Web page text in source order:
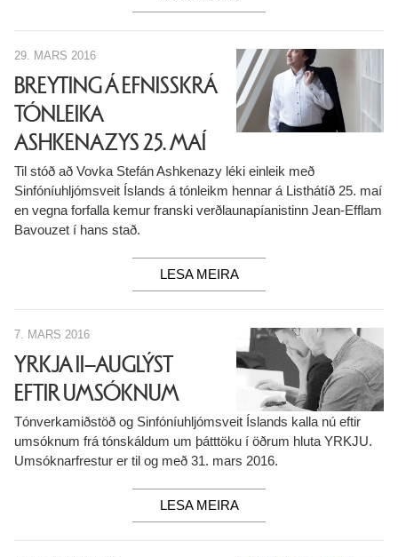
29. MARS 2016
BREYTING Á EFNISSKRÁ
TÓNLEIKA
ASHKENAZYS 25. MAÍ
Til stóð að Vovka Stefán Ashkenazy léki einleik með
Sinfóníuhljómsveit Íslands á tónleikm hennar á Listhátíð 25. maí
en vegna forfalla kemur franski verðlaunapíanistinn Jean-Efflam
Bavouzet í hans stað.
LESA MEIRA
7. MARS 2016
YRKJA II–AUGLÝST
EFTIR UMSÓKNUM
Tónverkamiðstöð og Sinfóníuhljómsveit Íslands kalla nú eftir
umsóknum frá tónskáldum um þátttöku í öðrum hluta YRKJU.
Umsóknarfrestur er til og með 31. mars 2016.
LESA MEIRA